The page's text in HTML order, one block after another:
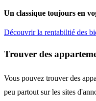
Un classique toujours en
Découvrir la rentabiltié des
Trouver des
Vous pouvez trouver des
peu partout sur les sites